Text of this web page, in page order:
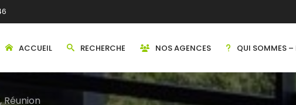
ACCUEIL RECHERCHE NOS AGENCES QUI SOMMES –
Réunion